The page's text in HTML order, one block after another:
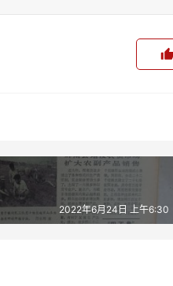
2022年6月24日 上午6:30